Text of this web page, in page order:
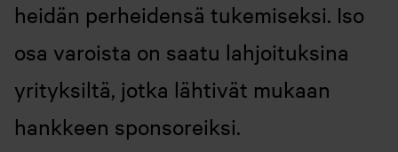
heidän perheidensä tukemiseksi. Iso
osa varoista on saatu lahjoituksina
yrityksiltä, jotka lähtivät mukaan
hankkeen sponsoreiksi.